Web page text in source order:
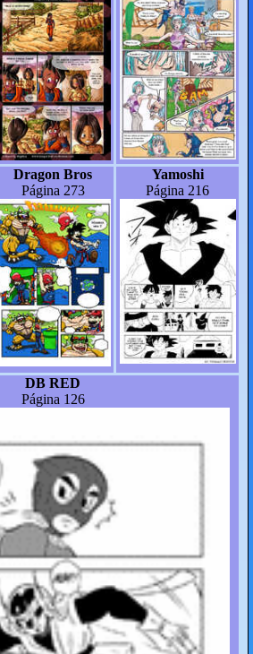
Dragon Bros
Página 273
Yamoshi
Página 216
DB RED
Página 126